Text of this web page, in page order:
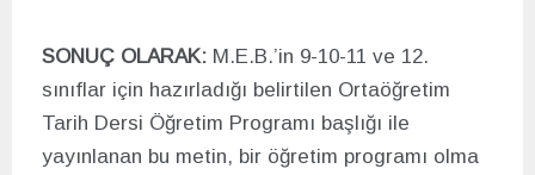
SONUÇ OLARAK: M.E.B.’in 9-10-11 ve 12.
sınıflar için hazırladığı belirtilen Ortaöğretim
Tarih Dersi Öğretim Programı başlığı ile
yayınlanan bu metin, bir öğretim programı olma